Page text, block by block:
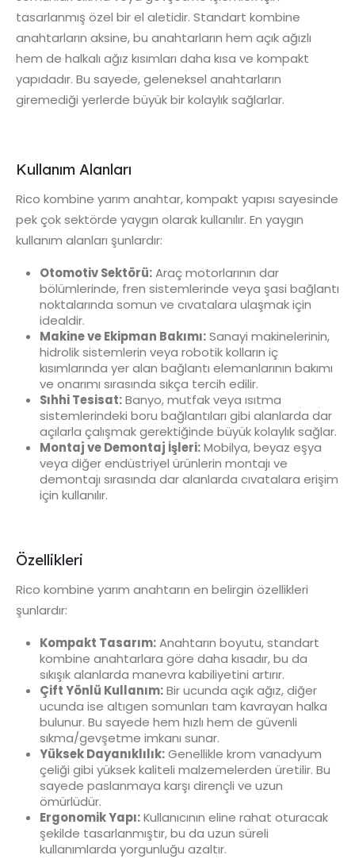
tasarlanmış özel bir el aletidir. Standart kombine
anahtarların aksine, bu anahtarların hem açık ağızlı
hem de halkalı ağız kısımları daha kısa ve kompakt
yapıdadır. Bu sayede, geleneksel anahtarların
giremediği yerlerde büyük bir kolaylık sağlarlar.
Kullanım Alanları
Rico kombine yarım anahtar, kompakt yapısı sayesinde
pek çok sektörde yaygın olarak kullanılır. En yaygın
kullanım alanları şunlardır:
Otomotiv Sektörü:Araç motorlarının dar
bölümlerinde, fren sistemlerinde veya şasi bağlantı
noktalarında somun ve cıvatalara ulaşmak için
idealdir.
Makine ve Ekipman Bakımı:Sanayi makinelerinin,
hidrolik sistemlerin veya robotik kolların iç
kısımlarında yer alan bağlantı elemanlarının bakımı
ve onarımı sırasında sıkça tercih edilir.
Sıhhi Tesisat:Banyo, mutfak veya ısıtma
sistemlerindeki boru bağlantıları gibi alanlarda dar
açılarla çalışmak gerektiğinde büyük kolaylık sağlar.
Montaj ve Demontaj İşleri:Mobilya, beyaz eşya
veya diğer endüstriyel ürünlerin montajı ve
demontajı sırasında dar alanlarda cıvatalara erişim
için kullanılır.
Özellikleri
Rico kombine yarım anahtarın en belirgin özellikleri
şunlardır:
Kompakt Tasarım:Anahtarın boyutu, standart
kombine anahtarlara göre daha kısadır, bu da
sıkışık alanlarda manevra kabiliyetini artırır.
Çift Yönlü Kullanım:Bir ucunda açık ağız, diğer
ucunda ise altıgen somunları tam kavrayan halka
bulunur. Bu sayede hem hızlı hem de güvenli
sıkma/gevşetme imkanı sunar.
Yüksek Dayanıklılık:Genellikle krom vanadyum
çeliği gibi yüksek kaliteli malzemelerden üretilir. Bu
sayede paslanmaya karşı dirençli ve uzun
ömürlüdür.
Ergonomik Yapı:Kullanıcının eline rahat oturacak
şekilde tasarlanmıştır, bu da uzun süreli
kullanımlarda yorgunluğu azaltır.